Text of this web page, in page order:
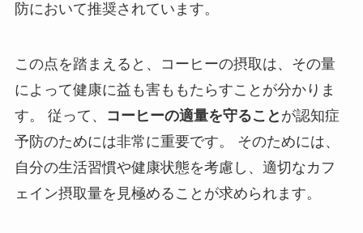
防において推奨されています。
この点を踏まえると、コーヒーの摂取は、その量
によって健康に益も害ももたらすことが分かりま
す。 従って、
コーヒーの適量を守ること が認知症
予防のためには非常に重要です。 そのためには、
自分の生活習慣や健康状態を考慮し、適切なカフ
ェイン摂取量を見極めることが求められます。